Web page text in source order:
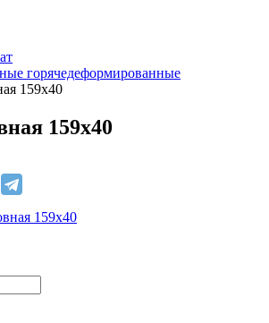
горячедеформированные
159х40
159х40